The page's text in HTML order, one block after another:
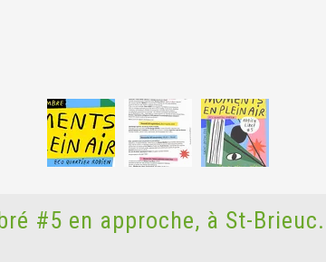
#5 en approche, à St-